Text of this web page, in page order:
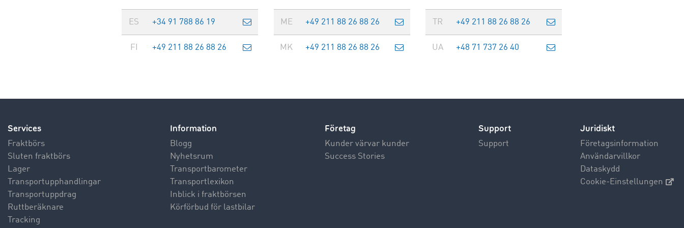
ES +34 91 788 86 19
FI +49 211 88 26 88 26
ME +49 211 88 26 88 26
MK +49 211 88 26 88 26
TR +49 211 88 26 88 26
UA +48 71 737 26 40
Services
Fraktbörs
Sluten fraktbörs
Lager
Transportupphandlingar
Transportuppdrag
Ruttberäknare
Tracking
Information
Blogg
Nyhetsrum
Transportbarometer
Transportlexikon
Inblick i fraktbörsen
Körförbud för lastbilar
Företag
Kunder värvar kunder
Success Stories
Support
Support
Juridiskt
Företagsinformation
Användarvillkor
Dataskydd
Cookie-Einstellungen